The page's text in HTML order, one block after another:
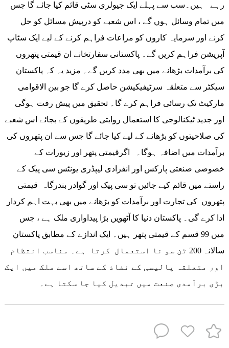
رہے ہیں۔سب سے پہلے ایک جیولری سٹی قائم کیا جائے گا جس
میں تمام وسائل ہوں گے ، اس شعبے کو درپیش مسائل کو حل
کرنے اور سرمایہ کاروں کو مراعات فراہم کرنے کے لیے ایک سٹاپ
آپریشن فراہم کریں گے۔ پاکستانی سفارتخانے ان قیمتی پتھروں
کی برآمدات بڑھانے میں بھی مدد کریں گے۔ مزید یہ کہ پاکستان
سیکٹر سے متعلقہ سرٹیفیکیشن حاصل کرے گا جو بین الاقوامی
مارکیٹ تک رسائی فراہم کرے گا۔ تحقیق میں پیش رفت ہوگی
اور جدید ٹیکنالوجی کا استعمال روایتی طریقوں کے بجائے اس شعبے
کی صلاحیتوں کو بڑھانے کے لیے کیا جائے گا جس سے ان پتھروں کی
برآمدات میں اضافہ ہوگا۔ اگرقیمتی پتھر اور زیورات کے
خصوصی صنعتی پارکس اور انفرادی لیپڈری یونٹس سی پیک کے
راستے میں قائم کیے جائیں تو سی پیک اور گوادر بندرگاہ قیمتی
پتھروں کی تجارت اور برآمدات کو بڑھانے میں بھی بہت اہم کردار
ادا کرے گی۔ پاکستان دنیا کا آٹھویں بڑا پیداواری ملک ہے ، جس
میں 99 قسم کے قیمتی پتھر ہیں۔ ایک اندازے کے مطابق پاکستان
سالانہ 200 ٹن سو نا استعمال کرتا ہے۔ مناسب انتظام
اور متعلقہ پالیسی کے نفاذ کے ساتھ اسے ملک میں ایک
بڑی برآمدی صنعت میں تبدیل کیا جا سکتا ہے۔